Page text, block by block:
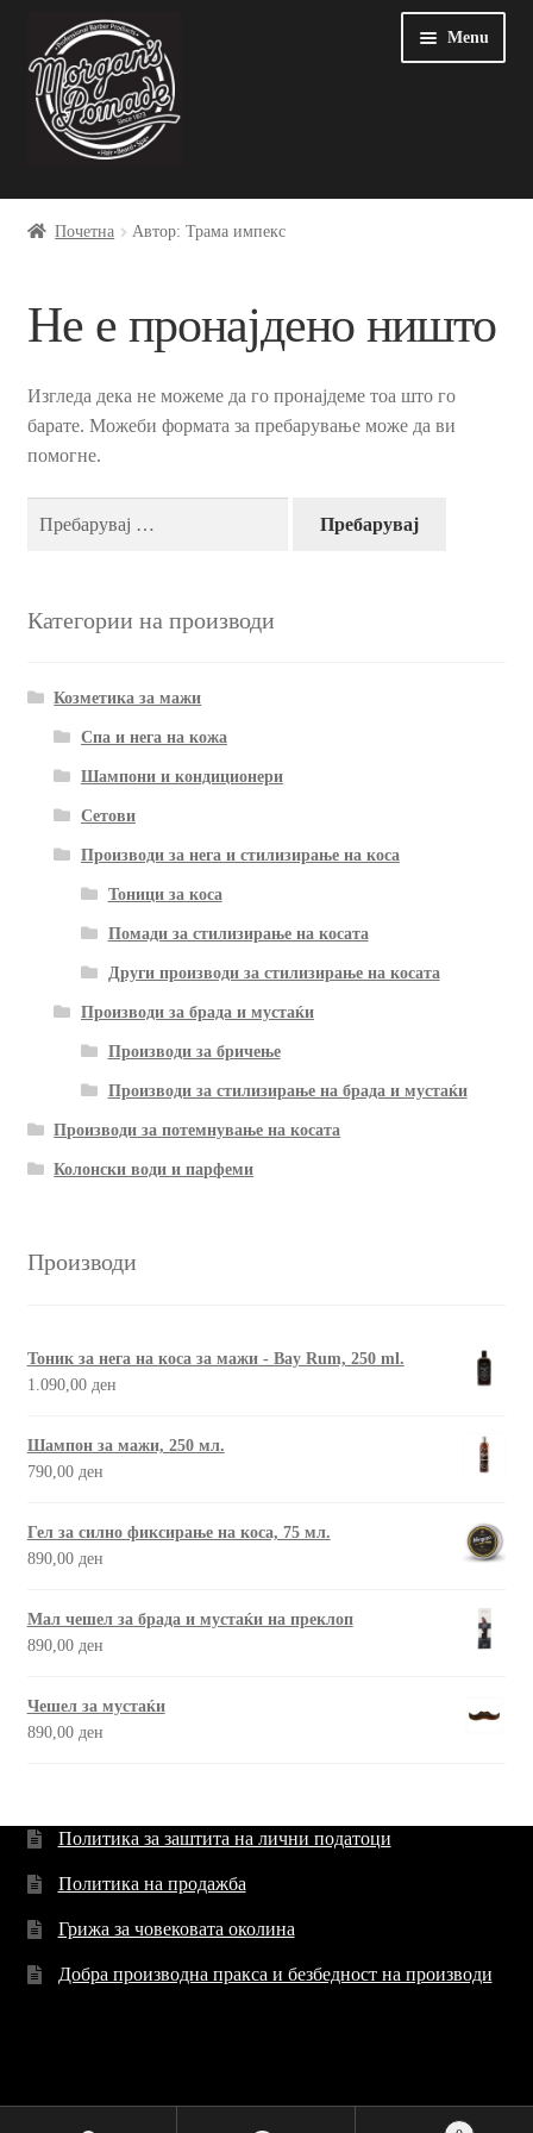
to
navigation
на
содржината
Menu
Почетна
My account
Sample Page
Грижа за човековата околина
Добра производна пракса и безбедност на производи
Историјата на компанијата MORGAN’S POMADE
Контакт
Кошничка
Нашите производи
Политика за заштита на лични податоци
Прашања и одговори за производи за потемнување на
Продавница
Почетна Автор: Трама импекс
Не е пронајдено ништо
Изгледа дека не можеме да го пронајдеме тоа што го
барате. Можеби формата за пребарување може да ви
помогне.
Категории на производи
Козметика за мажи
Спа и нега на кожа
Шампони и кондиционери
Сетови
Производи за нега и стилизирање на коса
Тоници за коса
Помади за стилизирање на косата
Други производи за стилизирање на косата
Производи за брада и мустаќи
Производи за бричење
Производи за стилизирање на брада и мустаќи
Производи за потемнување на косата
Колонски води и парфеми
Производи
Тоник за нега на коса за мажи - Bay Rum, 250 ml.
1.090,00 ден
Шампон за мажи, 250 мл.
790,00 ден
Гел за силно фиксирање на коса, 75 мл.
890,00 ден
Мал чешел за брада и мустаќи на преклоп
890,00 ден
Чешел за мустаќи
890,00 ден
Политика за заштита на лични податоци
Политика на продажба
Грижа за човековата околина
Добра производна пракса и безбедност на производи